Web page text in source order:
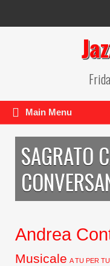
Main Menu
SAGRATO
Andrea
Musicale A TU PER TU